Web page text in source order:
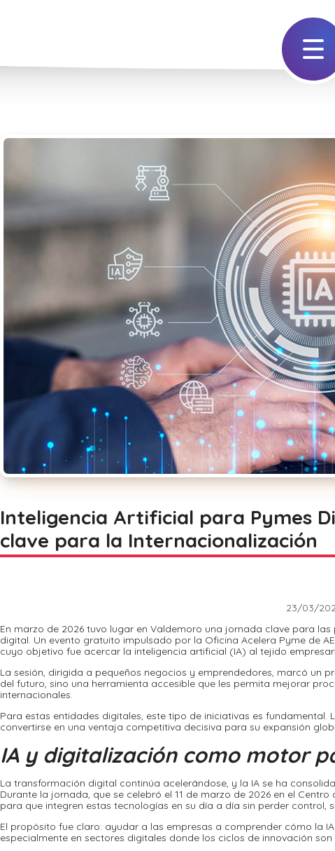
Inteligencia Artificial para Pymes
clave para la Internacionalización
23/03/
En marzo de 2026 tuvo lugar en Valdemoro una jornada clave para
digital. Un evento gratuito impulsado por la Oficina Acelera Pyme de
cuyo objetivo fue acercar la inteligencia artificial (IA) al tejido
La sesión, dirigida a pequeños negocios y emprendedores, marcó un
del futuro, sino una herramienta accesible que les permita mejorar
internacionales.
Para estas entidades digitales, este tipo de iniciativas es
convertirse en una ventaja competitiva decisiva para su expansión
IA y digitalización como motor
La transformación digital continúa acelerándose, y la IA se ha
Durante la jornada, que se celebró el 11 de marzo de 2026 en el
para que integren estas tecnologías en su día a día sin perder control,
El propósito fue claro: ayudar a las empresas a comprender cómo la
especialmente en sectores digitales donde los ciclos de innovación